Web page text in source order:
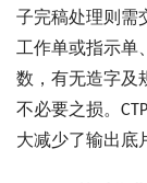
子完稿处理则需
工作单或指示单
数，有无造字及
不必要之损。
大减少了输出底